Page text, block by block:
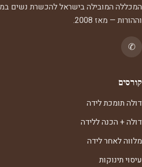
המכללה המובילה בישראל להכשרת נשים
וההורות — מאז 2008.
✆
קורסים
דולה תומכת לידה
דולה + הכנה ללידה
מלווה לאחר לידה
עיסוי תינוקות